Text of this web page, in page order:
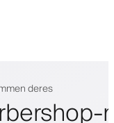
deres